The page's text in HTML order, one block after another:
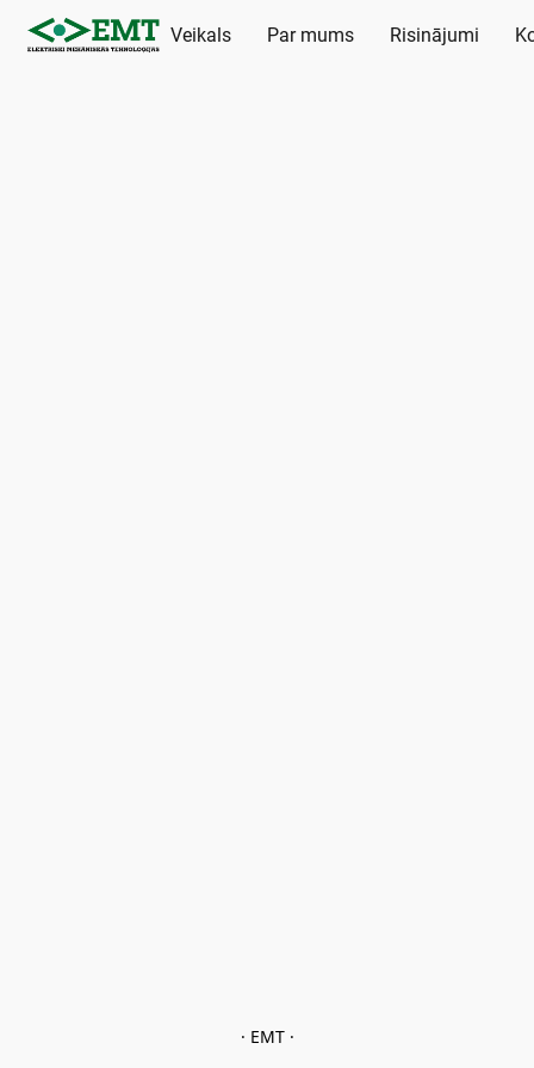
Veikals Par mums Risinājumi
· EMT ·